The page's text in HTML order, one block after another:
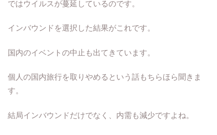
ではウイルスが蔓延しているのです。
インバウンドを選択した結果がこれです。
国内のイベントの中止も出てきています。
個人の国内旅行を取りやめるという話もちらほら聞きま
す。
結局インバウンドだけでなく、内需も減少ですよね。